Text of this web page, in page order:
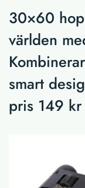
30×60
världen
smart
pris 149 kr